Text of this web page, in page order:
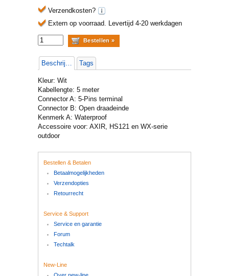
Verzendkosten?
Extern op voorraad. Levertijd 4-20 werkdagen
Beschrijving Tags
Kleur: Wit
Kabellengte: 5 meter
Connector A: 5-Pins terminal
Connector B: Open draadeinde
Kenmerk A: Waterproof
Accessoire voor: AXIR, HS121 en WX-serie
outdoor
Bestellen & Betalen
Betaalmogelijkheden
Verzendopties
Retourrecht
Service & Support
Service en garantie
Forum
Techtalk
New-Line